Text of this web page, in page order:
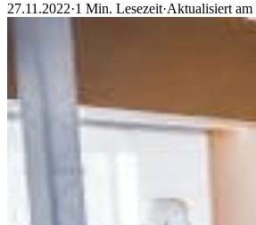
27.11.2022·1 Min. Lesezeit·Aktualisiert am